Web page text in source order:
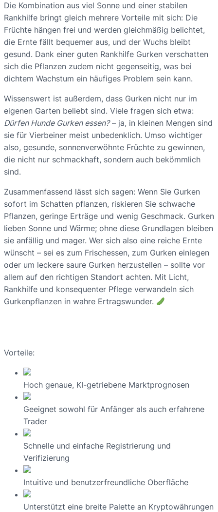
Die Kombination aus viel Sonne und einer stabilen
Rankhilfe bringt gleich mehrere Vorteile mit sich: Die
Früchte hängen frei und werden gleichmäßig belichtet,
die Ernte fällt bequemer aus, und der Wuchs bleibt
gesund. Dank einer guten Rankhilfe Gurken verschatten
sich die Pflanzen zudem nicht gegenseitig, was bei
dichtem Wachstum ein häufiges Problem sein kann.
Wissenswert ist außerdem, dass Gurken nicht nur im
eigenen Garten beliebt sind. Viele fragen sich etwa:
Dürfen Hunde Gurken essen?– ja, in kleinen Mengen sind
sie für Vierbeiner meist unbedenklich. Umso wichtiger
also, gesunde, sonnenverwöhnte Früchte zu gewinnen,
die nicht nur schmackhaft, sondern auch bekömmlich
sind.
Zusammenfassend lässt sich sagen: Wenn Sie Gurken
sofort im Schatten pflanzen, riskieren Sie schwache
Pflanzen, geringe Erträge und wenig Geschmack. Gurken
lieben Sonne und Wärme; ohne diese Grundlagen bleiben
sie anfällig und mager. Wer sich also eine reiche Ernte
wünscht – sei es zum Frischessen, zum Gurken einlegen
oder um leckere saure Gurken herzustellen – sollte vor
allem auf den richtigen Standort achten. Mit Licht,
Rankhilfe und konsequenter Pflege verwandeln sich
Gurkenpflanzen in wahre Ertragswunder.
Vorteile:
Hoch genaue, KI-getriebene Marktprognosen
Geeignet sowohl für Anfänger als auch erfahrene
Trader
Schnelle und einfache Registrierung und
Verifizierung
Intuitive und benutzerfreundliche Oberfläche
Unterstützt eine breite Palette an Kryptowährungen